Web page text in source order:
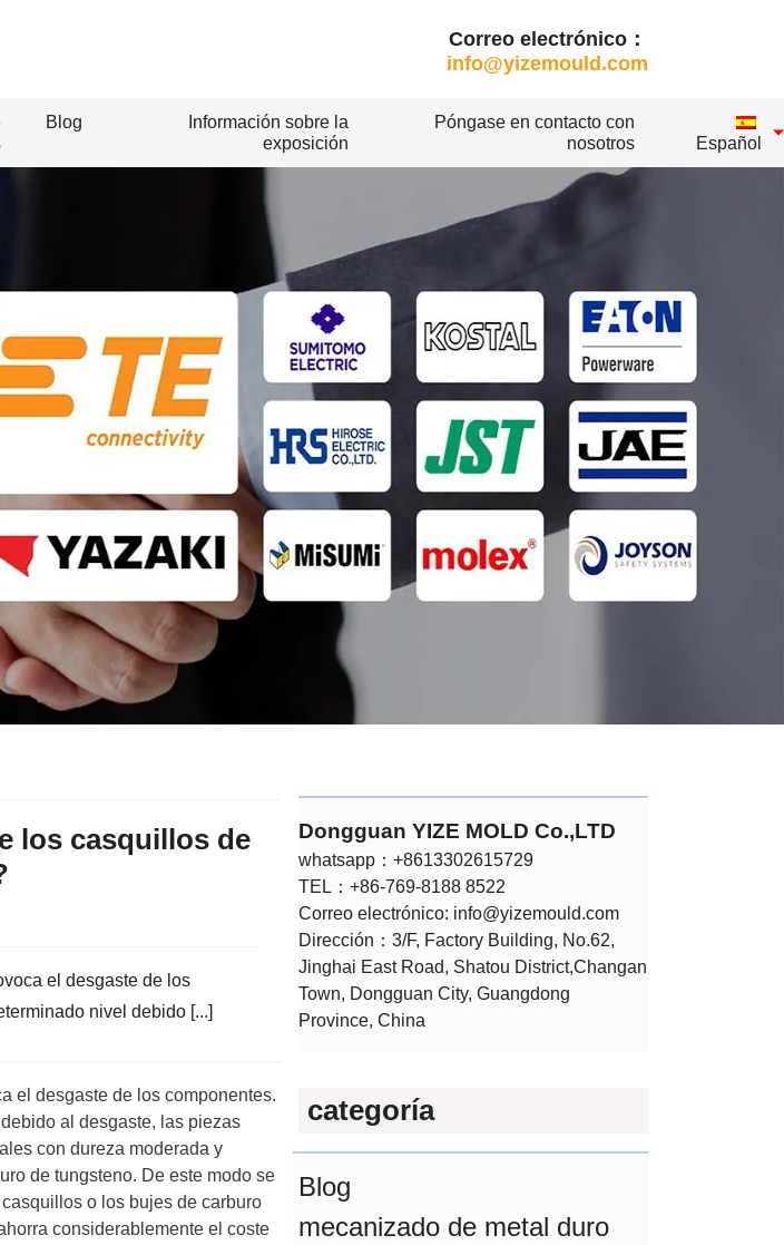
Correo electrónico：
info@yizemould.com
Blog
Información sobre la
exposición
Póngase en contacto con
nosotros
Español
los casquillos de
el desgaste de los
nivel debido [...]
el desgaste de los componentes.
al desgaste, las piezas
con dureza moderada y
de tungsteno. De este modo se
o los bujes de carburo
considerablemente el coste
Dongguan YIZE MOLD Co.,LTD
whatsapp：+8613302615729
TEL：+86-769-8188 8522
Correo electrónico: info@yizemould.com
Dirección：3/F, Factory Building, No.62,
Jinghai East Road, Shatou District,Changan
Town, Dongguan City, Guangdong
Province, China
categoría
Blog
mecanizado de metal duro